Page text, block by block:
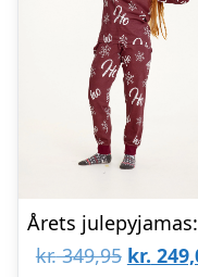
kr.349,95 Den
kr.